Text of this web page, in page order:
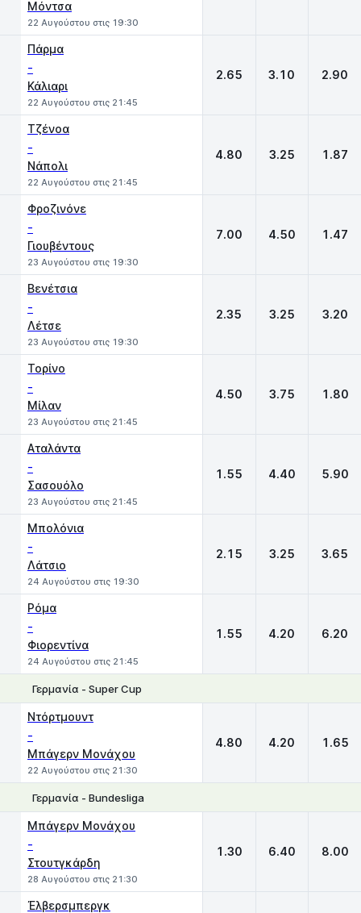
Μόντσα
22 Αυγούστου στις 19:30
Πάρμα
-
Κάλιαρι
22 Αυγούστου στις 21:45
2.65 3.10 2.90
Τζένοα
-
Νάπολι
22 Αυγούστου στις 21:45
4.80 3.25 1.87
Φροζινόνε
-
Γιουβέντους
23 Αυγούστου στις 19:30
7.00 4.50 1.47
Βενέτσια
-
Λέτσε
23 Αυγούστου στις 19:30
2.35 3.25 3.20
Τορίνο
-
Μίλαν
23 Αυγούστου στις 21:45
4.50 3.75 1.80
Αταλάντα
-
Σασουόλο
23 Αυγούστου στις 21:45
1.55 4.40 5.90
Μπολόνια
-
Λάτσιο
24 Αυγούστου στις 19:30
2.15 3.25 3.65
Ρόμα
-
Φιορεντίνα
24 Αυγούστου στις 21:45
1.55 4.20 6.20
Γερμανία - Super Cup
Ντόρτμουντ
-
Μπάγερν Μονάχου
22 Αυγούστου στις 21:30
4.80 4.20 1.65
Γερμανία - Bundesliga
Μπάγερν Μονάχου
-
Στουτγκάρδη
28 Αυγούστου στις 21:30
1.30 6.40 8.00
Έλβερσμπεργκ